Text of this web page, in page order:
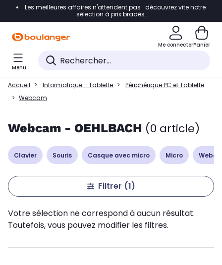
Accéder directement à la navigation
Accéder directement à la liste des produits
Accéder directement au contenu
Accéder directement au pied de page
Accéder directement au chatbot
Les meilleures affaires n'attendent pas : découvrez vite notre
sélection à prix bradés.
Me connecterPanier
Menu
Accueil Informatique - Tablette
Périphérique PC et Tablette
Webcam
Webcam - OEHLBACH (0 article)
Clavier Souris Casque avec micro Micro
Filtrer (1)
Votre sélection ne correspond à aucun résultat.
Toutefois, vous pouvez modifier les filtres.